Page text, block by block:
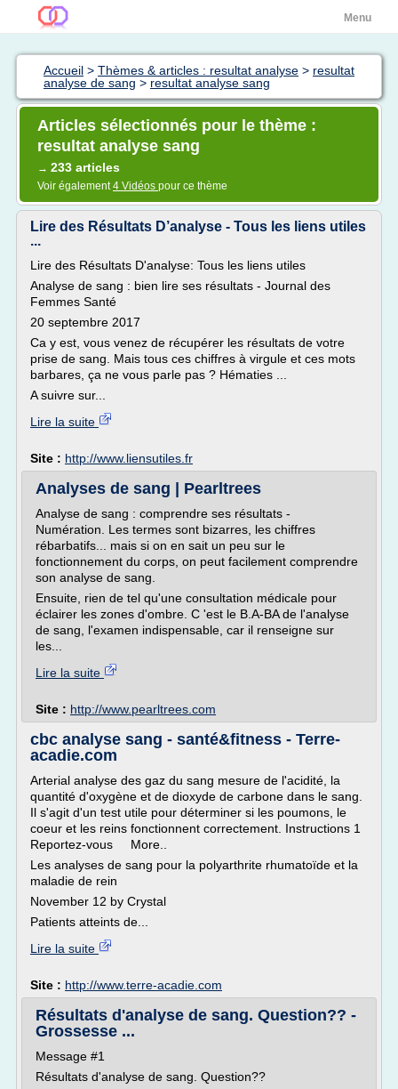
Menu
Accueil > Thèmes & articles : resultat analyse > resultat
analyse de sang > resultat analyse sang
Articles sélectionnés pour le thème :
resultat analyse sang
→ 233 articles
Voir également4 Vidéos pour ce thème
Lire des Résultats D’analyse - Tous les liens utiles
...
Lire des Résultats D'analyse: Tous les liens utiles
Analyse de sang : bien lire ses résultats - Journal des
Femmes Santé
20 septembre 2017
Ca y est, vous venez de récupérer les résultats de votre
prise de sang. Mais tous ces chiffres à virgule et ces mots
barbares, ça ne vous parle pas ? Hématies ...
A suivre sur...
Lire la suite
Site : http://www.liensutiles.fr
Analyses de sang | Pearltrees
Analyse de sang : comprendre ses résultats -
Numération. Les termes sont bizarres, les chiffres
rébarbatifs... mais si on en sait un peu sur le
fonctionnement du corps, on peut facilement comprendre
son analyse de sang.
Ensuite, rien de tel qu'une consultation médicale pour
éclairer les zones d'ombre. C 'est le B.A-BA de l'analyse
de sang, l'examen indispensable, car il renseigne sur
les...
Lire la suite
Site : http://www.pearltrees.com
cbc analyse sang - santé&fitness - Terre-
acadie.com
Arterial analyse des gaz du sang mesure de l'acidité, la
quantité d'oxygène et de dioxyde de carbone dans le sang.
Il s'agit d'un test utile pour déterminer si les poumons, le
coeur et les reins fonctionnent correctement. Instructions 1
Reportez-vous More..
Les analyses de sang pour la polyarthrite rhumatoïde et la
maladie de rein
November 12 by Crystal
Patients atteints de...
Lire la suite
Site : http://www.terre-acadie.com
Résultats d'analyse de sang. Question?? -
Grossesse ...
Message #1
Résultats d'analyse de sang. Question??